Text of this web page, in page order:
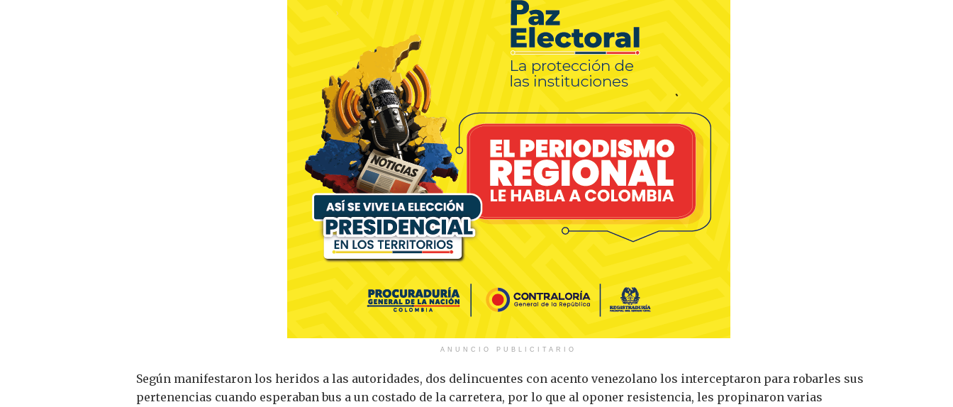
ANUNCIO PUBLICITARIO
Según manifestaron los heridos a las autoridades, dos delincuentes con acento venezolano los interceptaron para robarles sus
pertenencias cuando esperaban bus a un costado de la carretera, por lo que al oponer resistencia, les propinaron varias